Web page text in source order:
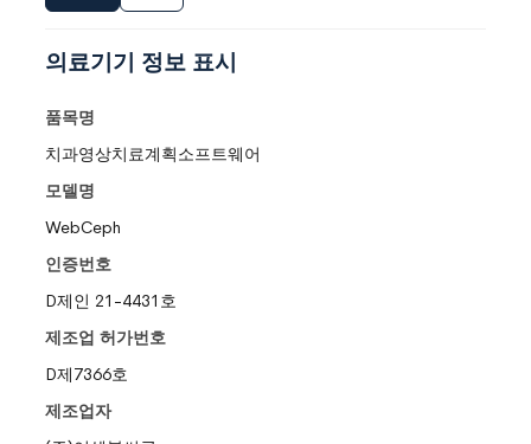
의료기기 정보 표시
품목명
치과영상치료계획소프트웨어
모델명
WebCeph
인증번호
D제인 21-4431호
제조업 허가번호
D제7366호
제조업자